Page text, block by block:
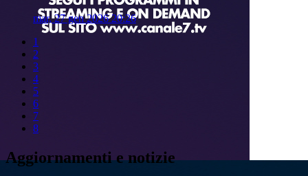
mar, 27 gen 2026 20:26
1
2
3
4
5
6
7
8
Aggiornamenti e notizie